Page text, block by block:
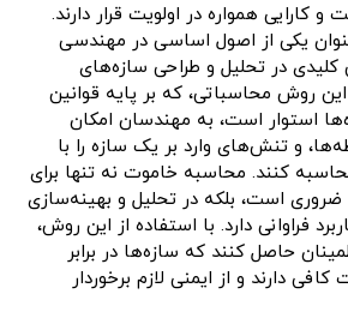
کارایی همواره در اولویت قرار دارند.
یکی از اصول اساسی در مهندسی
در تحلیل و طراحی سازه‌های
روش محاسباتی، که بر پایه قوانین
استوار است، به مهندسان امکان
و تنش‌های وارد بر یک سازه را با
کنند. محاسبه خاموت نه تنها برای
است، بلکه در تحلیل و بهینه‌سازی
فراوانی دارد. با استفاده از این روش،
حاصل کنند که سازه‌ها در برابر
دارند و از ایمنی لازم برخوردار